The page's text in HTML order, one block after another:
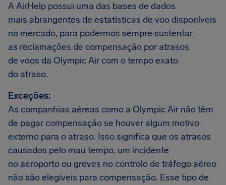
A AirHelp possui uma das bases de dados
mais abrangentes de estatísticas de voo disponíveis
no mercado, para podermos sempre sustentar
as reclamações de compensação por atrasos
de voos da Olympic Air com o tempo exato
do atraso.
Exceções:
As companhias aéreas como a Olympic Air não têm
de pagar compensação se houver algum motivo
externo para o atraso. Isso significa que os atrasos
causados pelo mau tempo, um incidente
no aeroporto ou greves no controlo de tráfego aéreo
não são elegíveis para compensação. Esse tipo de